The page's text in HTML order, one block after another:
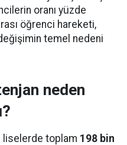
oranı yüzde
öğrenci hareketi,
temel nedeni
neden
liselerde toplam 198 bin